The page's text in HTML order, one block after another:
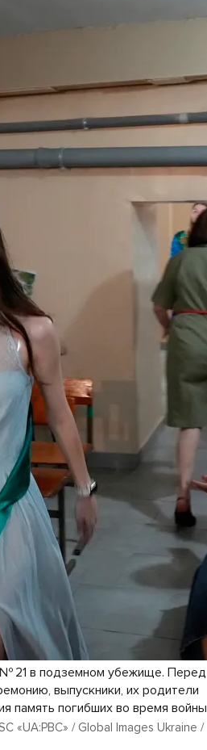
№ 21 в подземном убежище. Перед
выпускники, их родители
память погибших во время войны
«UA:PBC» / Global Images Ukraine /